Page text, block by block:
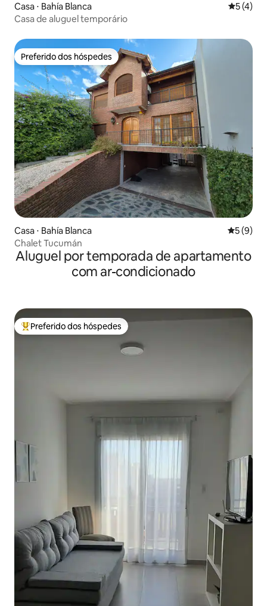
Casa ⋅ Bahía Blanca 5 de
5 (4)
Casa de aluguel temporário
Preferido dos hóspedes
Preferido dos hóspedes
Casa ⋅ Bahía Blanca 5 de
5 (9)
Chalet Tucumán
Aluguel por temporada de apartamento
com ar-condicionado
Entre os melhores preferidos dos hóspedes
Preferido dos hóspedes